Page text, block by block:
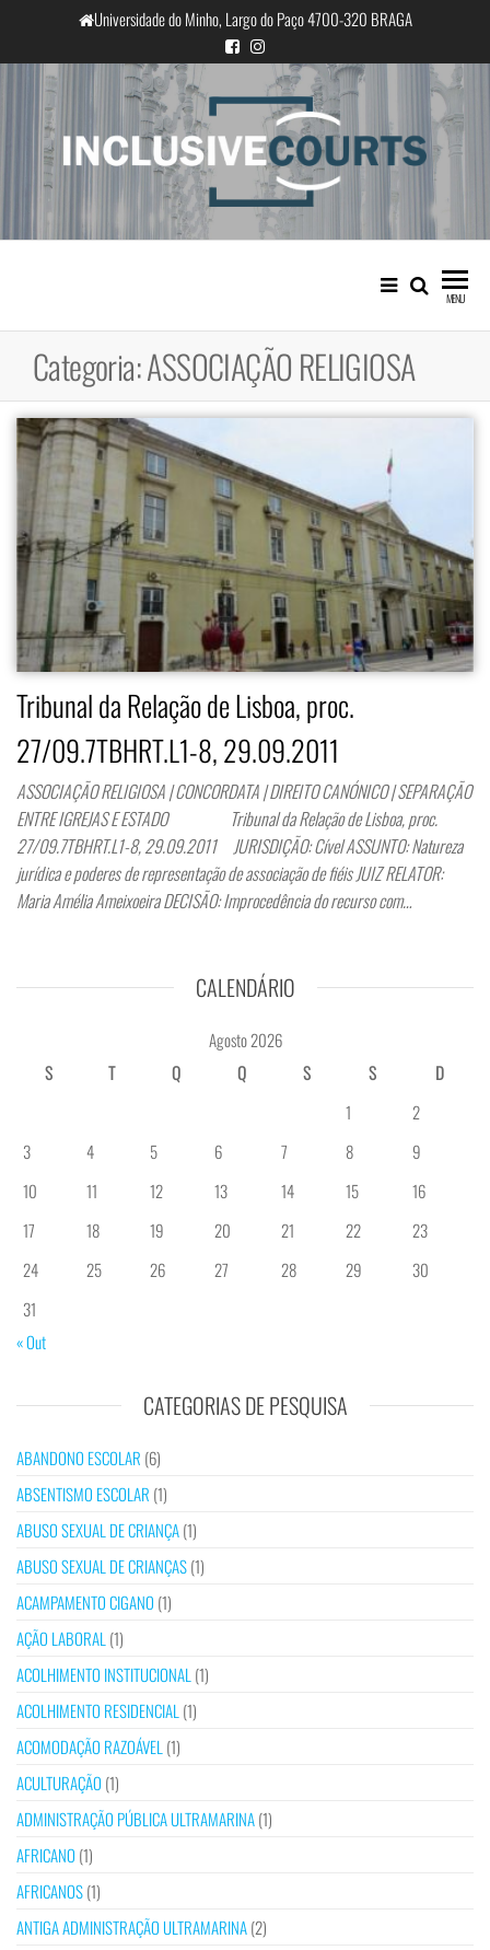
o
conteúdo
Universidade do Minho, Largo do Paço 4700-320 BRAGA
InclusiveCourts
Igualdade e diferença cultural na
prática judicial portuguesa
MENU
Categoria:ASSOCIAÇÃO RELIGIOSA
Tribunal da Relação de Lisboa, proc.
27/09.7TBHRT.L1-8, 29.09.2011
ASSOCIAÇÃO RELIGIOSA | CONCORDATA | DIREITO CANÓNICO | SEPARAÇÃO
ENTRE IGREJAS E ESTADO Tribunal da Relação de Lisboa, proc.
27/09.7TBHRT.L1-8, 29.09.2011 JURISDIÇÃO: Cível ASSUNTO: Natureza
jurídica e poderes de representação de associação de fiéis JUIZ RELATOR:
Maria Amélia Ameixoeira DECISÃO: Improcedência do recurso com…
CALENDÁRIO
Agosto 2026
S
T Q Q S S
D
1
2
3
4 5 6 7 8
9
10
11 12 13 14 15
16
17
18 19 20 21 22
23
24
25 26 27 28 29
30
31
« Out
CATEGORIAS DE PESQUISA
ABANDONO ESCOLAR (6)
ABSENTISMO ESCOLAR (1)
ABUSO SEXUAL DE CRIANÇA(1)
ABUSO SEXUAL DE CRIANÇAS(1)
ACAMPAMENTO CIGANO (1)
AÇÃO LABORAL (1)
ACOLHIMENTO INSTITUCIONAL (1)
ACOLHIMENTO RESIDENCIAL (1)
ACOMODAÇÃO RAZOÁVEL (1)
ACULTURAÇÃO (1)
ADMINISTRAÇÃO PÚBLICA ULTRAMARINA(1)
AFRICANO (1)
AFRICANOS(1)
ANTIGA ADMINISTRAÇÃO ULTRAMARINA(2)